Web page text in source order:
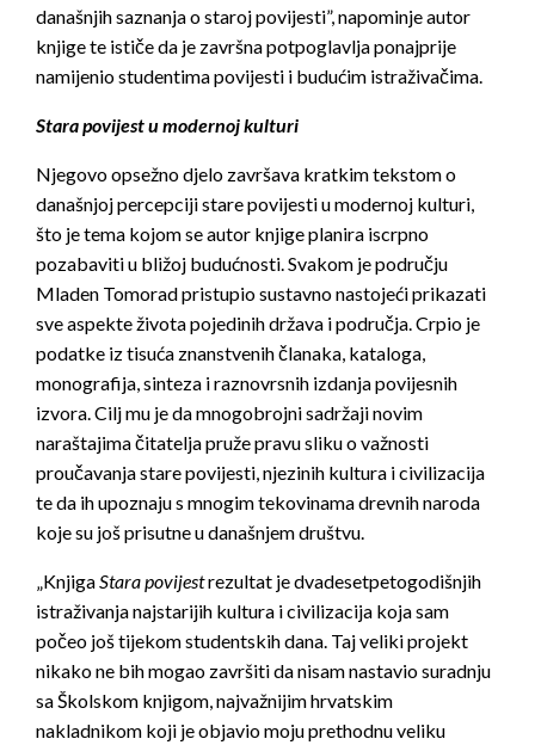
današnjih saznanja o staroj povijesti”, napominje autor
knjige te ističe da je završna potpoglavlja ponajprije
namijenio studentima povijesti i budućim istraživačima.
Stara povijest u modernoj kulturi
Njegovo opsežno djelo završava kratkim tekstom o
današnjoj percepciji stare povijesti u modernoj kulturi,
što je tema kojom se autor knjige planira iscrpno
pozabaviti u bližoj budućnosti. Svakom je području
Mladen Tomorad pristupio sustavno nastojeći prikazati
sve aspekte života pojedinih država i područja. Crpio je
podatke iz tisuća znanstvenih članaka, kataloga,
monografija, sinteza i raznovrsnih izdanja povijesnih
izvora. Cilj mu je da mnogobrojni sadržaji novim
naraštajima čitatelja pruže pravu sliku o važnosti
proučavanja stare povijesti, njezinih kultura i civilizacija
te da ih upoznaju s mnogim tekovinama drevnih naroda
koje su još prisutne u današnjem društvu.
„KnjigaStara povijestrezultat je dvadesetpetogodišnjih
istraživanja najstarijih kultura i civilizacija koja sam
počeo još tijekom studentskih dana. Taj veliki projekt
nikako ne bih mogao završiti da nisam nastavio suradnju
sa Školskom knjigom, najvažnijim hrvatskim
nakladnikom koji je objavio moju prethodnu veliku